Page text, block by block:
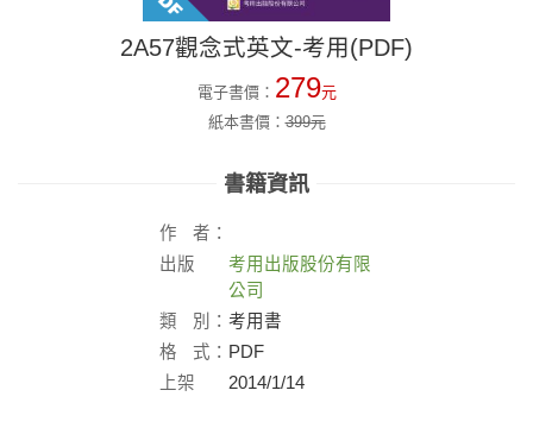
2A57觀念式英文-考用(PDF)
電子書價： 279元
紙本書價：399元
書籍資訊
作
者：
出版
考用出版股份有限
公司
類
別： 考用書
格
式： PDF
上架
2014/1/14